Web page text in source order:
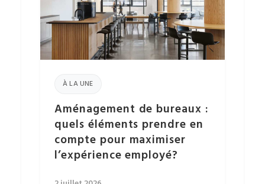
À LA UNE
Aménagement de bureaux :
quels éléments prendre en
compte pour maximiser
l’expérience employé?